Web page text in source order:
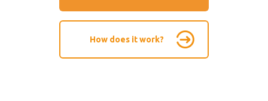
How does it work?